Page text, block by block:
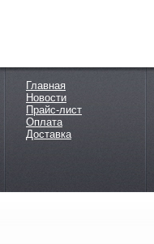
Главная
Новости
Прайс-лист
Оплата
Доставка